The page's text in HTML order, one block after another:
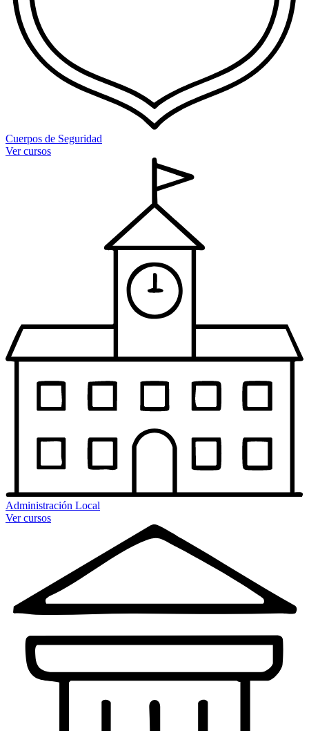
Cuerpos de Seguridad
Ver cursos
Administración Local
Ver cursos